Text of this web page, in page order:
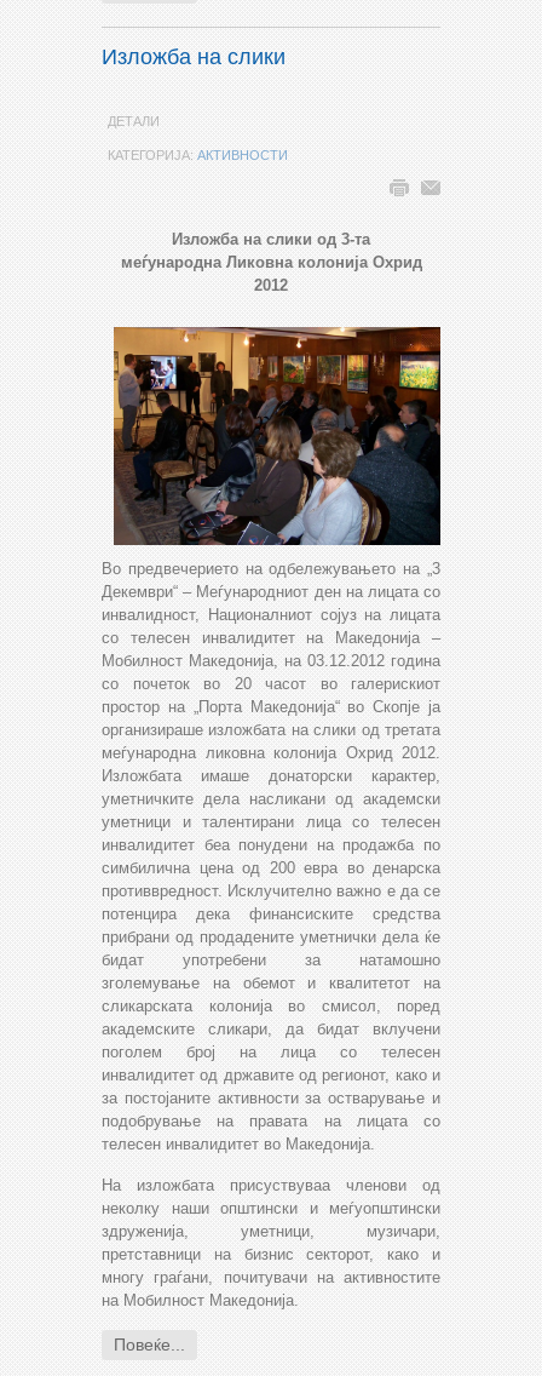
Изложба на слики
ДЕТАЛИ
КАТЕГОРИЈА: АКТИВНОСТИ
Изложба на слики од 3-та
меѓународна Ликовна колонија Охрид
2012
Во предвечерието на одбележувањето на „3
Декември“ – Меѓународниот ден на лицата со
инвалидност, Националниот сојуз на лицата
со телесен инвалидитет на Македонија –
Мобилност Македонија, на 03.12.2012 година
со почеток во 20 часот во галерискиот
простор на „Порта Македонија“ во Скопје ја
организираше изложбата на слики од третата
меѓународна ликовна колонија Охрид 2012.
Изложбата имаше донаторски карактер,
уметничките дела насликани од академски
уметници и талентирани лица со телесен
инвалидитет беа понудени на продажба по
симбилична цена од 200 евра во денарска
противвредност. Исклучително важно е да се
потенцира дека финансиските средства
прибрaни од продадените уметнички дела ќе
бидат употребени за натамошно
зголемување на обемот и квалитетот на
сликарската колонија во смисол, поред
академските сликари, да бидат вклучени
поголем број на лица со телесен
инвалидитет од државите од регионот, како и
за постојаните активности за остварување и
подобрување на правата на лицата со
телесен инвалидитет во Македонија.
На изложбата присуствуваа членови од
неколку наши општински и меѓуопштински
здруженија, уметници, музичари,
претставници на бизнис секторот, како и
многу граѓани, почитувачи на активностите
на Мобилност Македонија.
Повеќе...